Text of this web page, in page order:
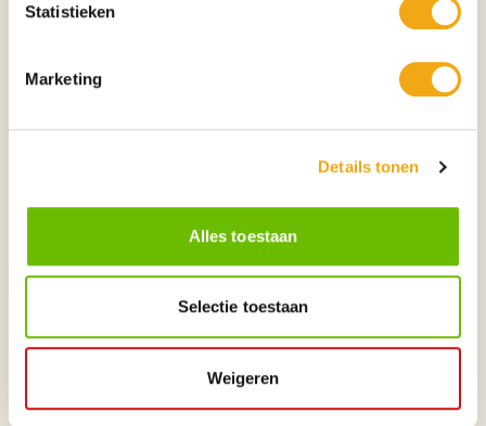
Statistieken
Marketing
Details tonen
Alles toestaan
Selectie toestaan
Weigeren
David Bowie from the 80s in Pop
Kunsttechniek
Pop-art
Kunstwerkdrager (oppervlak) Canvas